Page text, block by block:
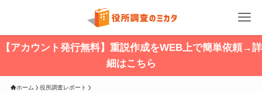
【アカウント発行無料】重説作成をWEB上で簡単依頼→詳
細はこちら
ホーム 役所調査レポート